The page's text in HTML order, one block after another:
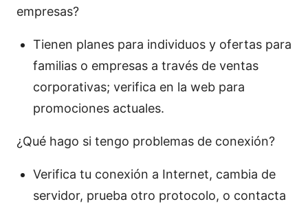
empresas?
Tienen planes para individuos y ofertas para
familias o empresas a través de ventas
corporativas; verifica en la web para
promociones actuales.
¿Qué hago si tengo problemas de conexión?
Verifica tu conexión a Internet, cambia de
servidor, prueba otro protocolo, o contacta